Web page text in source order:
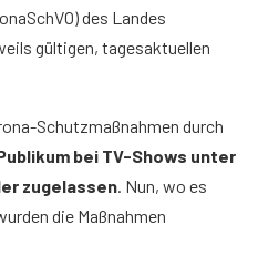
des Landes
gültigen, tagesaktuellen
Schutzmaßnahmen durch
bei TV-Shows unter
zugelassen. Nun, wo es
die Maßnahmen